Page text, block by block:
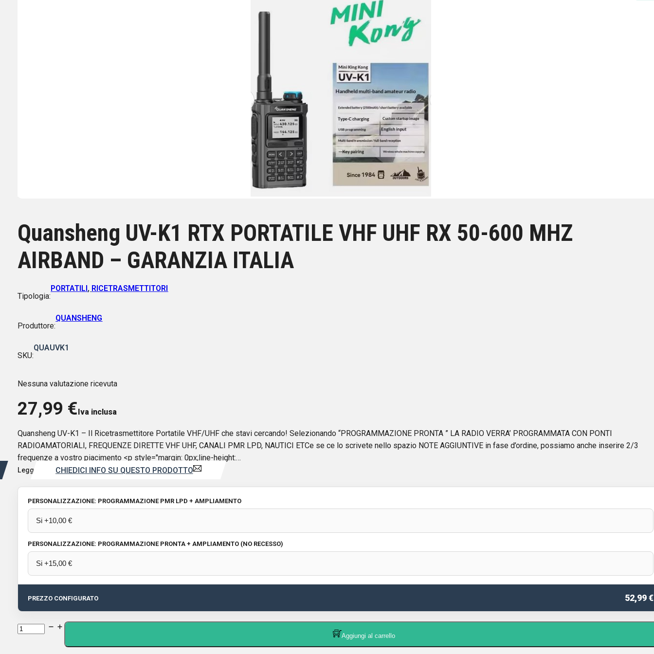
Quansheng UV-K1 RTX PORTATILE VHF UHF RX 50-600 MHZ
AIRBAND – GARANZIA ITALIA
Tipologia:
PORTATILI, RICETRASMETTITORI
Produttore:
QUANSHENG
SKU:
QUAUVK1
Nessuna valutazione ricevuta
27,99 €Iva inclusa
Quansheng UV-K1 – Il Ricetrasmettitore Portatile VHF/UHF che stavi cercando! Selezionando “PROGRAMMAZIONE PRONTA ” LA RADIO VERRA’ PROGRAMMATA CON PONTI
RADIOAMATORIALI, FREQUENZE DIRETTE VHF UHF, CANALI PMR LPD, NAUTICI ETCe se ce lo scrivete nello spazio NOTE AGGIUNTIVE in fase d’ordine, possiamo anche inserire 2/3
frequenze a vostro piacimento <p style="margin: 0px;line-height:…
Leggi di più CHIEDICI INFO SU QUESTO PRODOTTO
PERSONALIZZAZIONE: PROGRAMMAZIONE PMR LPD + AMPLIAMENTO
PERSONALIZZAZIONE: PROGRAMMAZIONE PRONTA + AMPLIAMENTO (NO RECESSO)
PREZZO CONFIGURATO 52,99 €
Quansheng
Aggiungi al carrello